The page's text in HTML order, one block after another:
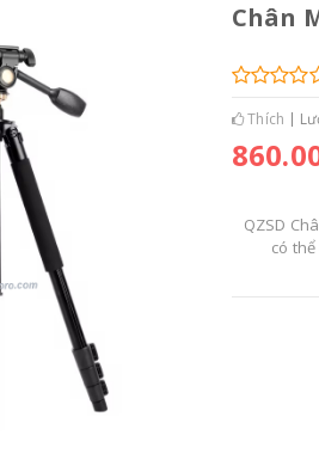
Chân
Thích
QZSD
có